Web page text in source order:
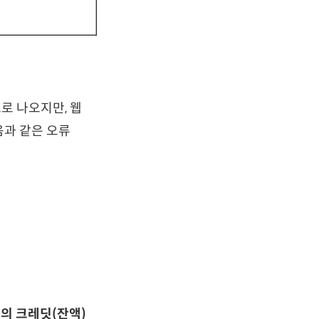
나오지만, 웹
같은 오류
크레딧(잔액)